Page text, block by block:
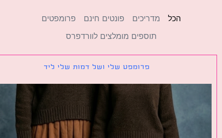
מדריכים פונטים חינם
פרומפטים
תוספים מומלצים לוורדפרס
פרומפט שלי ושל דמות שלי ליד